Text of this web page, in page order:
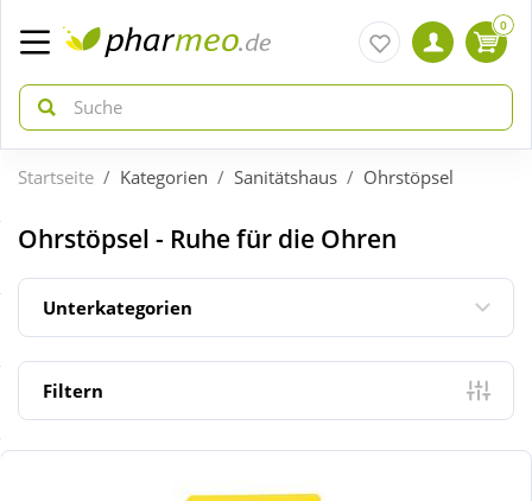
zurück
ÜBERSICHT AKTIONEN
Gratis dazu
zurück
ÜBERSICHT KATEGORIEN
Bio & Genuss
0
Startseite Kategorien Sanitätshaus Ohrstöpsel
Ohrstöpsel - Ruhe für die Ohren
Unterkategorien
Filtern